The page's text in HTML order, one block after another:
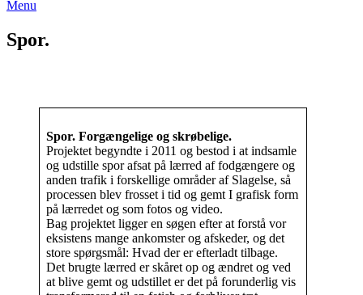
Menu
Spor.
Spor. Forgængelige og skrøbelige.
Projektet begyndte i 2011 og bestod i at indsamle
og udstille spor afsat på lærred af fodgængere og
anden trafik i forskellige områder af Slagelse, så
processen blev frosset i tid og gemt I grafisk form
på lærredet og som fotos og video.
Bag projektet ligger en søgen efter at forstå vor
eksistens mange ankomster og afskeder, og det
store spørgsmål: Hvad der er efterladt tilbage.
Det brugte lærred er skåret op og ændret og ved
at blive gemt og udstillet er det på forunderlig vis